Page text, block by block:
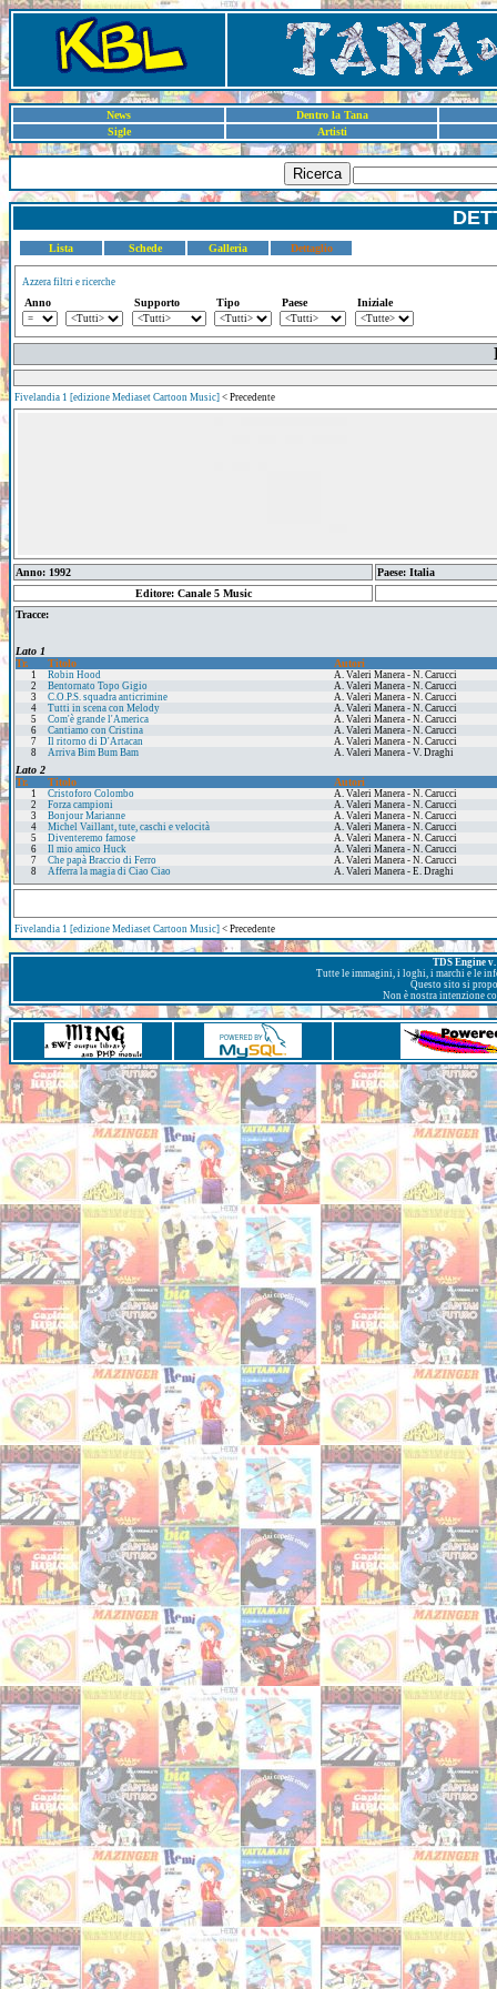
News
Dentro la Tana
Sigle
Artisti
Ricerca
Lista Schede Galleria Dettaglio
Azzera filtri e ricerche
Anno Supporto Tipo Paese Iniziale
Fivelandia 1 [edizione Mediaset Cartoon Music] < Precedente
Anno: 1992
Paese: Italia
Editore: Canale 5 Music
Tracce:
Lato 1
Tr.
Titolo Autori
1 Robin Hood
A. Valeri Manera - N. Carucci
2
Bentornato Topo Gigio
A. Valeri Manera - N. Carucci
3
C.O.P.S. squadra anticrimine
A. Valeri Manera - N. Carucci
4
Tutti in scena con Melody
A. Valeri Manera - N. Carucci
5
Com'è grande l'America
A. Valeri Manera - N. Carucci
6
Cantiamo con Cristina
A. Valeri Manera - N. Carucci
7
Il ritorno di D'Artacan
A. Valeri Manera - N. Carucci
8
Arriva Bim Bum Bam A. Valeri Manera - V. Draghi
Lato 2
Tr.
Titolo Autori
1 Cristoforo Colombo
A. Valeri Manera - N. Carucci
2
Forza campioni
A. Valeri Manera - N. Carucci
3
Bonjour Marianne
A. Valeri Manera - N. Carucci
4
Michel Vaillant, tute, caschi e velocità
A. Valeri Manera - N. Carucci
5
Diventeremo famose
A. Valeri Manera - N. Carucci
6
Il mio amico Huck
A. Valeri Manera - N. Carucci
7
Che papà Braccio di Ferro
A. Valeri Manera - N. Carucci
8
Afferra la magia di Ciao Ciao A. Valeri Manera - E. Draghi
Fivelandia 1 [edizione Mediaset Cartoon Music] < Precedente
TDS Engine
Tutte le immagini, i loghi, i marchi e le
Questo sito si
Non è nostra intenzione